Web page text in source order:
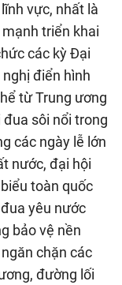
vực, nhất là
triển khai
các kỳ Đại
điển hình
từ Trung ương
sôi nổi trong
các ngày lễ lớn
nước, đại hội
toàn quốc
yêu nước
bảo vệ nền
chặn các
đường lối